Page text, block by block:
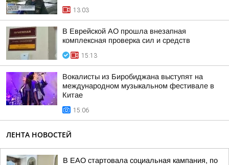
13:03
В Еврейской АО прошла внезапная
комплексная проверка сил и средств
15:13
Вокалисты из Биробиджана выступят на
международном музыкальном фестивале в
Китае
15:06
ЛЕНТА НОВОСТЕЙ
В ЕАО стартовала социальная кампания, по